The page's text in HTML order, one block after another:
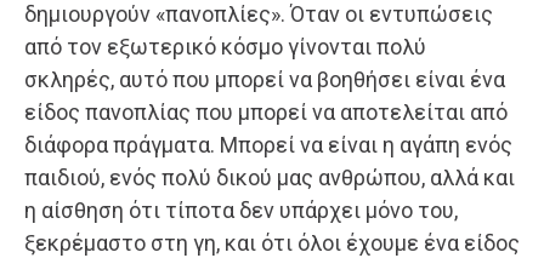
δημιουργούν «πανοπλίες». Όταν οι εντυπώσεις
από τον εξωτερικό κόσμο γίνονται πολύ
σκληρές, αυτό που μπορεί να βοηθήσει είναι ένα
είδος πανοπλίας που μπορεί να αποτελείται από
διάφορα πράγματα. Μπορεί να είναι η αγάπη ενός
παιδιού, ενός πολύ δικού μας ανθρώπου, αλλά και
η αίσθηση ότι τίποτα δεν υπάρχει μόνο του,
ξεκρέμαστο στη γη, και ότι όλοι έχουμε ένα είδος